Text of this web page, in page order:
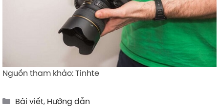
Nguồn tham khảo: Tinhte
Categories
Bài viết, Hướng dẫn